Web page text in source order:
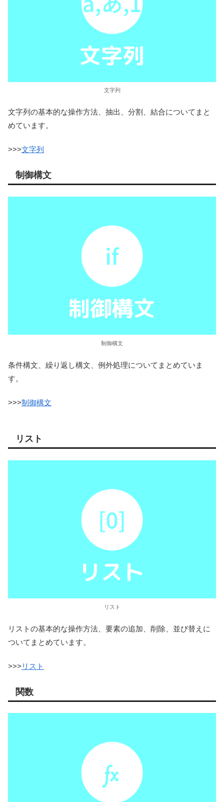
文字列
文字列の基本的な操作方法、抽出、分割、結合についてまと
めています。
>>>文字列
制御構文
制御構文
条件構文、繰り返し構文、例外処理についてまとめていま
す。
>>>制御構文
リスト
リスト
リストの基本的な操作方法、要素の追加、削除、並び替えに
ついてまとめています。
>>> リスト
関数